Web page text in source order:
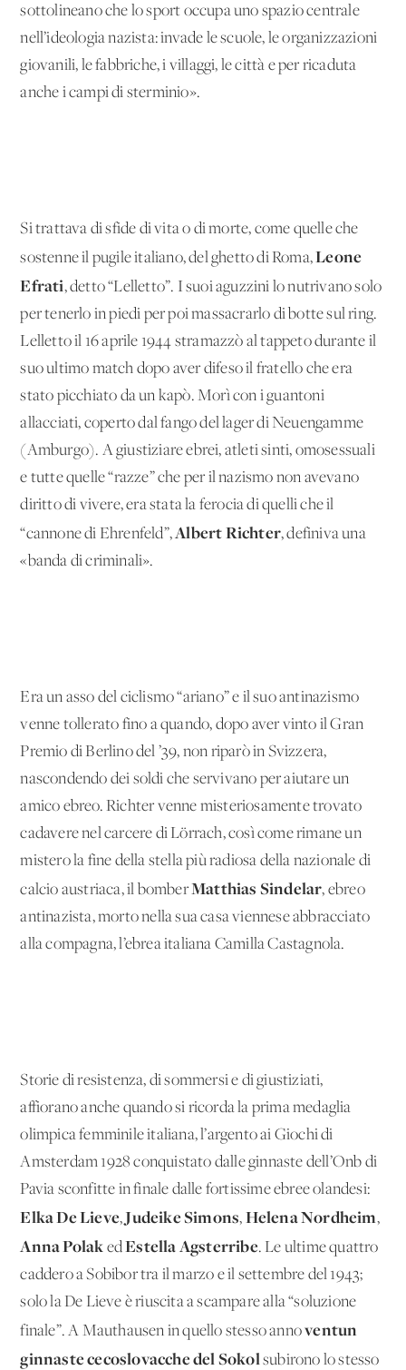
sottolineano che lo sport occupa uno spazio centrale
nell’ideologia nazista: invade le scuole, le organizzazioni
giovanili, le fabbriche, i villaggi, le città e per ricaduta
anche i campi di sterminio».
Si trattava di sfide di vita o di morte, come quelle che
sostenne il pugile italiano, del ghetto di Roma,Leone
Efrati, detto “Lelletto”. I suoi aguzzini lo nutrivano solo
per tenerlo in piedi per poi massacrarlo di botte sul ring.
Lelletto il 16 aprile 1944 stramazzò al tappeto durante il
suo ultimo match dopo aver difeso il fratello che era
stato picchiato da un kapò. Morì con i guantoni
allacciati, coperto dal fango del lager di Neuengamme
(Amburgo). A giustiziare ebrei, atleti sinti, omosessuali
e tutte quelle “razze” che per il nazismo non avevano
diritto di vivere, era stata la ferocia di quelli che il
“cannone di Ehrenfeld”,Albert Richter, definiva una
«banda di criminali».
Era un asso del ciclismo “ariano” e il suo antinazismo
venne tollerato fino a quando, dopo aver vinto il Gran
Premio di Berlino del ’39, non riparò in Svizzera,
nascondendo dei soldi che servivano per aiutare un
amico ebreo. Richter venne misteriosamente trovato
cadavere nel carcere di Lörrach, così come rimane un
mistero la fine della stella più radiosa della nazionale di
calcio austriaca, il bomberMatthias Sindelar, ebreo
antinazista, morto nella sua casa viennese abbracciato
alla compagna, l’ebrea italiana Camilla Castagnola.
Storie di resistenza, di sommersi e di giustiziati,
affiorano anche quando si ricorda la prima medaglia
olimpica femminile italiana, l’argento ai Giochi di
Amsterdam 1928 conquistato dalle ginnaste dell’Onb di
Pavia sconfitte in finale dalle fortissime ebree olandesi:
Elka De Lieve, Judeike Simons, Helena Nordheim,
Anna Polak edEstella Agsterribe. Le ultime quattro
caddero a Sobibor tra il marzo e il settembre del 1943;
solo la De Lieve è riuscita a scampare alla “soluzione
finale”. A Mauthausen in quello stesso annoventun
ginnaste cecoslovacche del Sokolsubirono lo stesso